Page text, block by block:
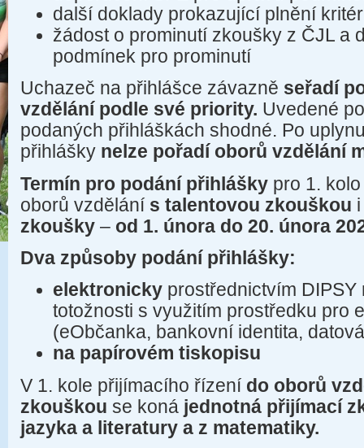
další doklady prokazující plnění
žádost o prominutí zkoušky z ČJL a
podmínek pro prominutí
Uchazeč na přihlášce závazně seřadí
vzdělání podle své priority. Uvedené
podaných přihláškách shodné. Po
přihlášky nelze pořadí oborů vzdělání
Termín pro podání přihlášky pro 1.
oborů vzdělání s talentovou zkouškou
zkoušky ‒ od 1. února do 20. února
Dva způsoby podání přihlášky:
elektronicky prostřednictvím
totožnosti s využitím prostředku pro
(eObčanka, bankovní identita,
na papírovém tiskopisu
V 1. kole přijímacího řízení do oborů
zkouškou se koná jednotná přijímací
jazyka a literatury a z matematiky.